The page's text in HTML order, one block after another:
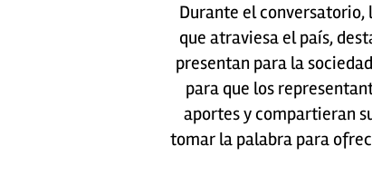
Durante el
que atraviesa el país,
presentan para la
para que los
aportes y compartieran
tomar la palabra para